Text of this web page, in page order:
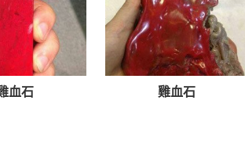
血石 雞血石